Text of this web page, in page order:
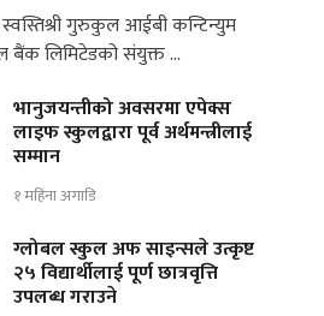
गुरुकुल आईबी कन्टिन्युम
बैंक लिमिटेडको संयुक्त …
भानुजयन्तीको अवसरमा एपेक्स
लाइफ स्कुलद्वारा पूर्व अर्थमन्त्रीलाई
सम्मान
१ महिना अगाडि
ग्लोबल स्कुल अफ साइन्सले उत्कृष्ट
२५ विद्यार्थीलाई पूर्ण छात्रवृत्ति
उपलब्ध गराउने